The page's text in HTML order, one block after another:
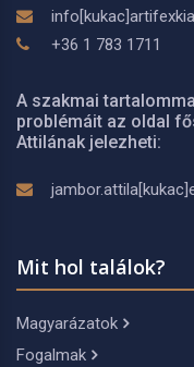
+36 1 783 1711
A szakmai
problémáit az oldal
Attilának jelezheti:
Mit hol találok?
Magyarázatok
Fogalmak